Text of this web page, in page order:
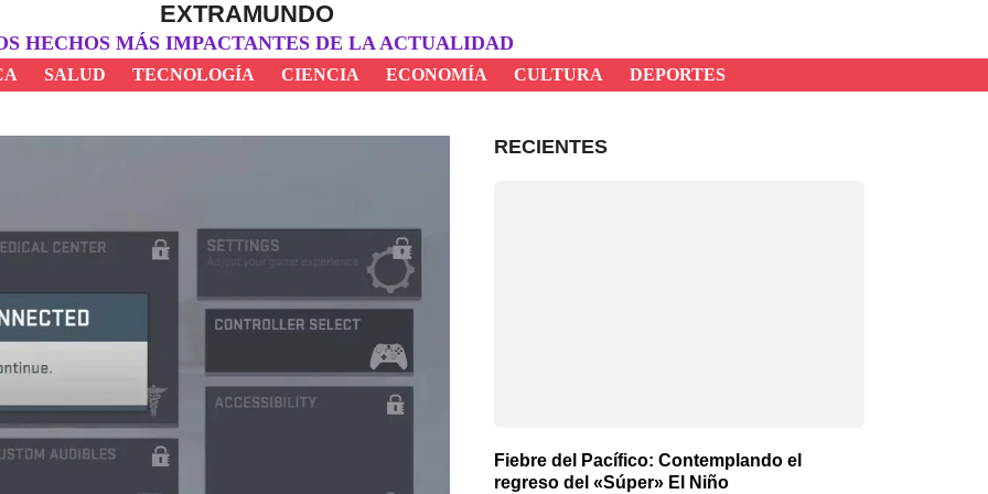
EXTRAMUNDO
HECHOS MÁS IMPACTANTES DE LA ACTUALIDAD
SALUD TECNOLOGÍA CIENCIA ECONOMÍA CULTURA DEPORTES
RECIENTES
Fiebre del Pacífico: Contemplando el
regreso del «Súper» El Niño